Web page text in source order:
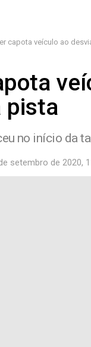
capota veículo ao desviar de
pista
no início da
setembro de 2020,